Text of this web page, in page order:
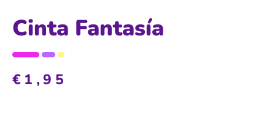
Cinta Fantasía
€ 1,95